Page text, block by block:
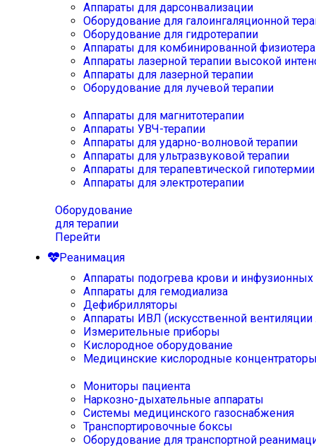
Аппараты для дарсонвализации
Оборудование для галоингаляционной
Оборудование для гидротерапии
Аппараты для комбинированной
Аппараты лазерной терапии высокой
Аппараты для лазерной терапии
Оборудование для лучевой терапии
Аппараты для магнитотерапии
Аппараты УВЧ-терапии
Аппараты для ударно-волновой терапии
Аппараты для ультразвуковой терапии
Аппараты для терапевтической
Аппараты для электротерапии
Оборудование
для терапии
Перейти
Реанимация
Аппараты подогрева крови и инфузионных
Аппараты для гемодиализа
Дефибрилляторы
Аппараты ИВЛ (искусственной вентиляции
Измерительные приборы
Кислородное оборудование
Медицинские кислородные
Мониторы пациента
Наркозно-дыхательные аппараты
Системы медицинского газоснабжения
Транспортировочные боксы
Оборудование для транспортной